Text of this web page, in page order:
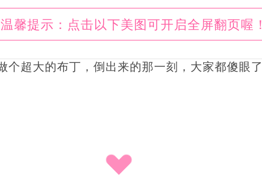
温馨提示：点击以下美图可开启全屏翻页喔！